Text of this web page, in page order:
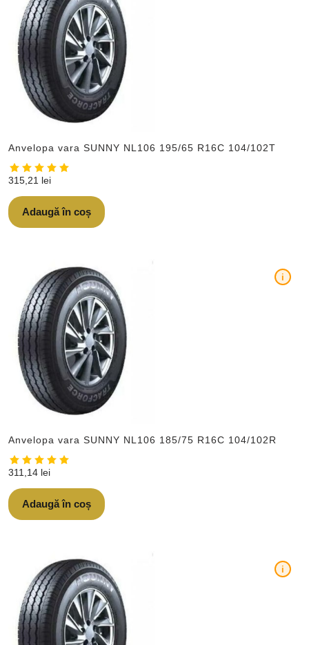
Anvelopa vara SUNNY NL106 195/65 R16C 104/102T
315,21 lei
Adaugă în coș
Anvelopa vara SUNNY NL106 185/75 R16C 104/102R
i
311,14 lei
Adaugă în coș
i